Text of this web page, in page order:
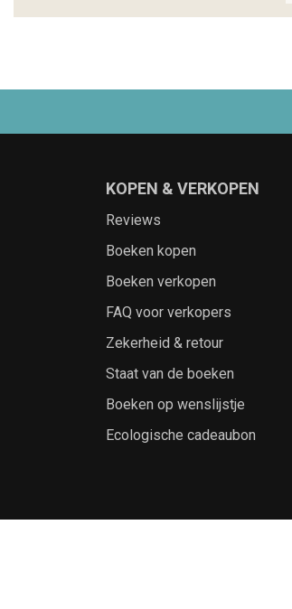
KOPEN & VERKOPEN
Reviews
Boeken kopen
Boeken verkopen
FAQ voor verkopers
Zekerheid & retour
Staat van de boeken
Boeken op wenslijstje
Ecologische cadeaubon